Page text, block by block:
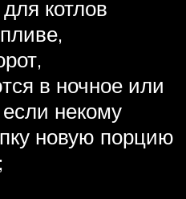
котлов
в ночное или
некому
новую порцию